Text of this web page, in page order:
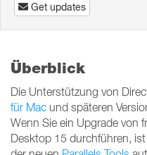
Get updates
Überblick
Die Unterstützung von
für Mac und späteren
Wenn Sie ein Upgrade von
Desktop 15 durchführen,